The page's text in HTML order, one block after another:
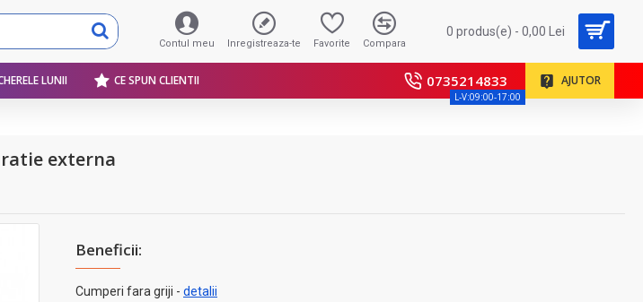
Contul meu Inregistreaza-te Favorite Compara
0 produs(e) - 0,00 Lei
LUNII CE SPUN CLIENTII 0735214833
L-V:09:00-17:00
AJUTOR
externa
Beneficii:
Cumperi fara griji - detalii